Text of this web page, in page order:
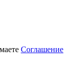
Соглашение